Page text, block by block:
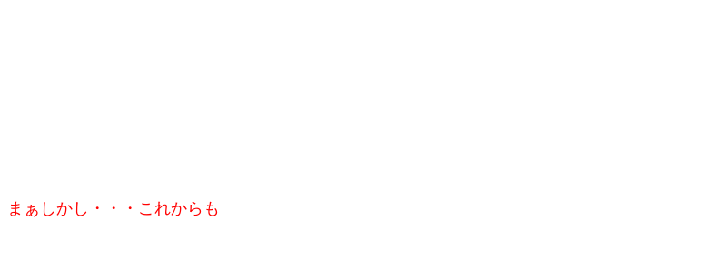
まぁしかし・・・ これからも